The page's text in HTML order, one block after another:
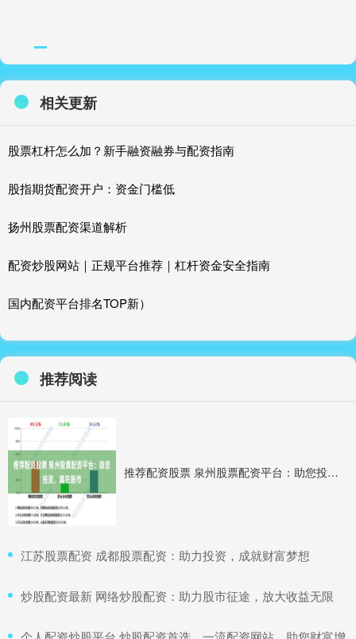
相关更新
股票杠杆怎么加？新手融资融券与配资指南
股指期货配资开户：资金门槛低
扬州股票配资渠道解析
配资炒股网站｜正规平台推荐｜杠杆资金安全指南
国内配资平台排名TOP新）
推荐阅读
推荐配资股票 泉州股票配资平台：助您投资，赢在股市
​江苏股票配资 成都股票配资：助力投资，成就财富梦想
​炒股配资最新 网络炒股配资：助力股市征途，放大收益无限